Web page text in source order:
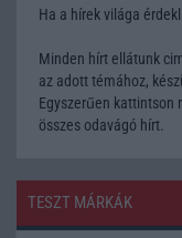
Ha a hírek világa
Minden hírt ellátunk
az adott témához,
Egyszerűen kattintson
összes odavágó hírt.
TESZT MÁRKÁK